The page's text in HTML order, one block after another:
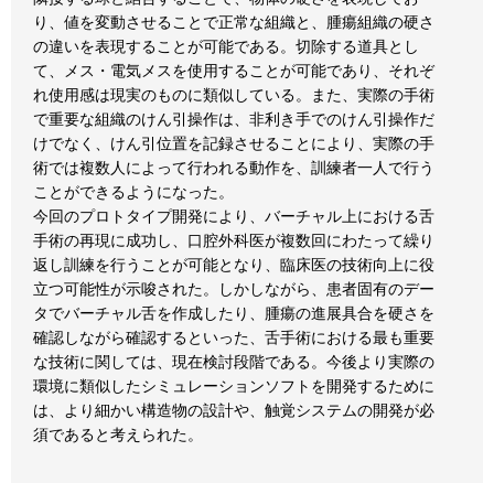
り、値を変動させることで正常な組織と、腫瘍組織の硬さ
の違いを表現することが可能である。切除する道具とし
て、メス・電気メスを使用することが可能であり、それぞ
れ使用感は現実のものに類似している。また、実際の手術
で重要な組織のけん引操作は、非利き手でのけん引操作だ
けでなく、けん引位置を記録させることにより、実際の手
術では複数人によって行われる動作を、訓練者一人で行う
ことができるようになった。
今回のプロトタイプ開発により、バーチャル上における舌
手術の再現に成功し、口腔外科医が複数回にわたって繰り
返し訓練を行うことが可能となり、臨床医の技術向上に役
立つ可能性が示唆された。しかしながら、患者固有のデー
タでバーチャル舌を作成したり、腫瘍の進展具合を硬さを
確認しながら確認するといった、舌手術における最も重要
な技術に関しては、現在検討段階である。今後より実際の
環境に類似したシミュレーションソフトを開発するために
は、より細かい構造物の設計や、触覚システムの開発が必
須であると考えられた。